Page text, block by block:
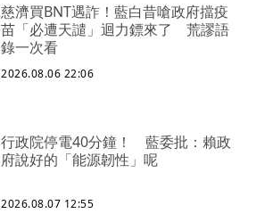
慈濟買BNT遇詐！藍白昔嗆政府擋疫
苗「必遭天譴」迴力鏢來了 荒謬語
錄一次看
2026.08.06 22:06
行政院停電40分鐘！ 藍委批：賴政
府說好的「能源韌性」呢
2026.08.07 12:55